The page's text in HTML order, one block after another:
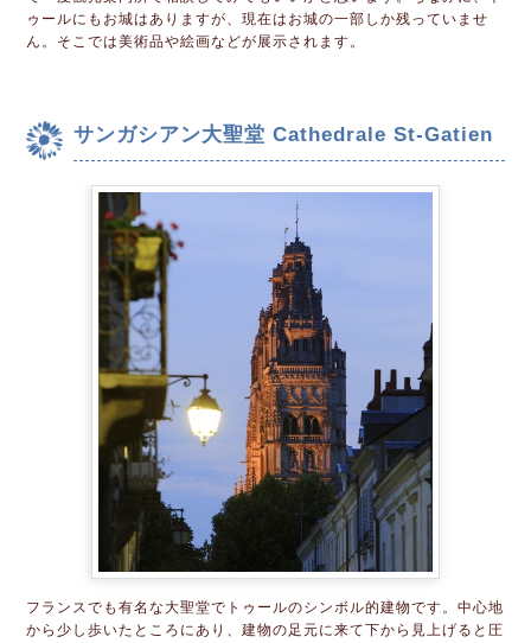
ゥールにもお城はありますが、現在はお城の一部しか残っていませ
ん。そこでは美術品や絵画などが展示されます。
サンガシアン大聖堂 Cathedrale St-Gatien
フランスでも有名な大聖堂でトゥールのシンボル的建物です。中心地
から少し歩いたところにあり、建物の足元に来て下から見上げると圧